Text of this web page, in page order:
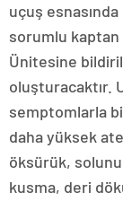
uçuş esnasında
sorumlu kaptan
Ünitesine
oluşturacaktır.
semptomlarla
daha yüksek
öksürük,
kusma, deri